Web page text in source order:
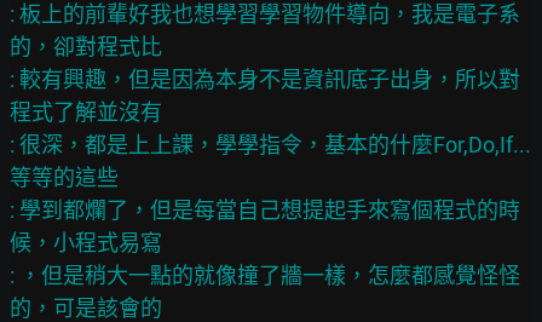
: 板上的前輩好我也想學習學習物件導向，我是電子系
的，卻對程式比
: 較有興趣，但是因為本身不是資訊底子出身，所以對
程式了解並沒有
: 很深，都是上上課，學學指令，基本的什麼For,Do,If...
等等的這些
: 學到都爛了，但是每當自己想提起手來寫個程式的時
候，小程式易寫
: ，但是稍大一點的就像撞了牆一樣，怎麼都感覺怪怪
的，可是該會的